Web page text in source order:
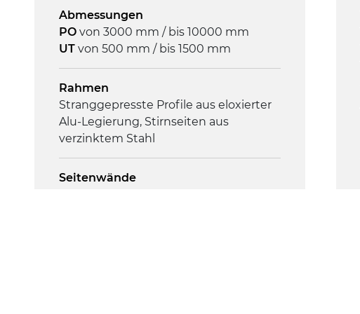
Geschwindigkeit
3,4 m/Minute
Steuerung
On/Off, E-Stopp, Motor-
Überlastungsschutz
Abmessungen
PO von 3000 mm / bis 10000 mm
UT von 500 mm / bis 1500 mm
Rahmen
Stranggepresste Profile aus eloxierter
Alu-Legierung, Stirnseiten aus
verzinktem Stahl
Seitenwände